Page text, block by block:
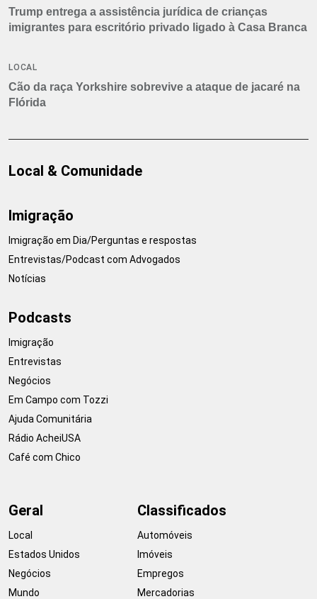
Trump entrega a assistência jurídica de crianças
imigrantes para escritório privado ligado à Casa Branca
LOCAL
Cão da raça Yorkshire sobrevive a ataque de jacaré na
Flórida
Local & Comunidade
Imigração
Imigração em Dia/Perguntas e respostas
Entrevistas/Podcast com Advogados
Notícias
Podcasts
Imigração
Entrevistas
Negócios
Em Campo com Tozzi
Ajuda Comunitária
Rádio AcheiUSA
Café com Chico
Geral
Local
Estados Unidos
Negócios
Mundo
Classificados
Automóveis
Imóveis
Empregos
Mercadorias